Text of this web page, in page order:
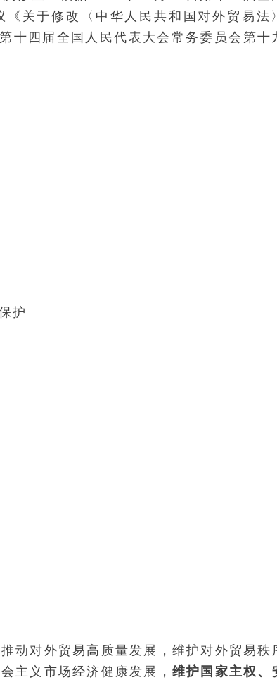
关于修改〈中华人民共和国对外贸易法
四届全国人民代表大会常务委员会第十
护
动对外贸易高质量发展，维护对外贸易秩
主义市场经济健康发展， 维护国家主权、